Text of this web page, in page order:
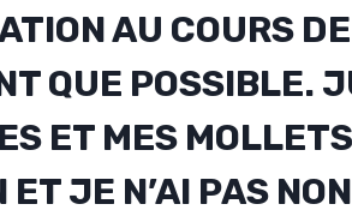
AU COURS
QUE POSSIBLE.
ET MES
JE N’AI PAS